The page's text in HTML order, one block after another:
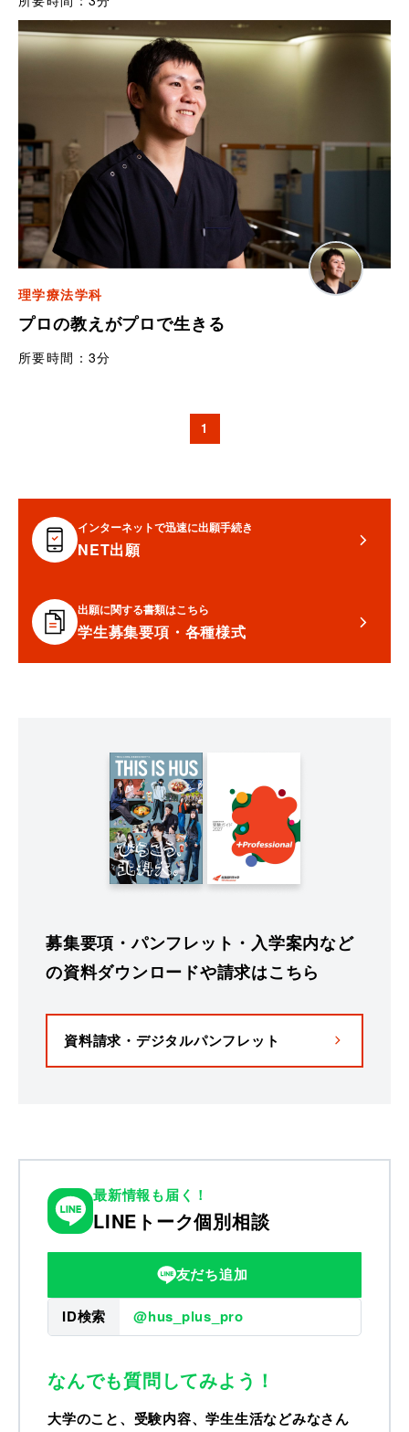
理学療法学科
プロの教えがプロで生きる
所要時間： 3分
1
インターネットで迅速に出願手続き
NET出願
出願に関する書類はこちら
学生募集要項・各種様式
募集要項・パンフレット・入学案内など
の資料ダウンロードや請求はこちら
資料請求・デジタルパンフレット
最新情報も届く！
LINEトーク個別相談
友だち追加
ID検索 @hus_plus_pro
なんでも質問してみよう！
大学のこと、受験内容、学生生活などみなさん